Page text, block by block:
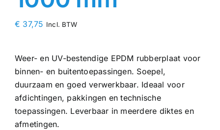
€ 37,75 Incl. BTW
Weer- en UV-bestendige EPDM rubberplaat voor
binnen- en buitentoepassingen. Soepel,
duurzaam en goed verwerkbaar. Ideaal voor
afdichtingen, pakkingen en technische
toepassingen. Leverbaar in meerdere diktes en
afmetingen.